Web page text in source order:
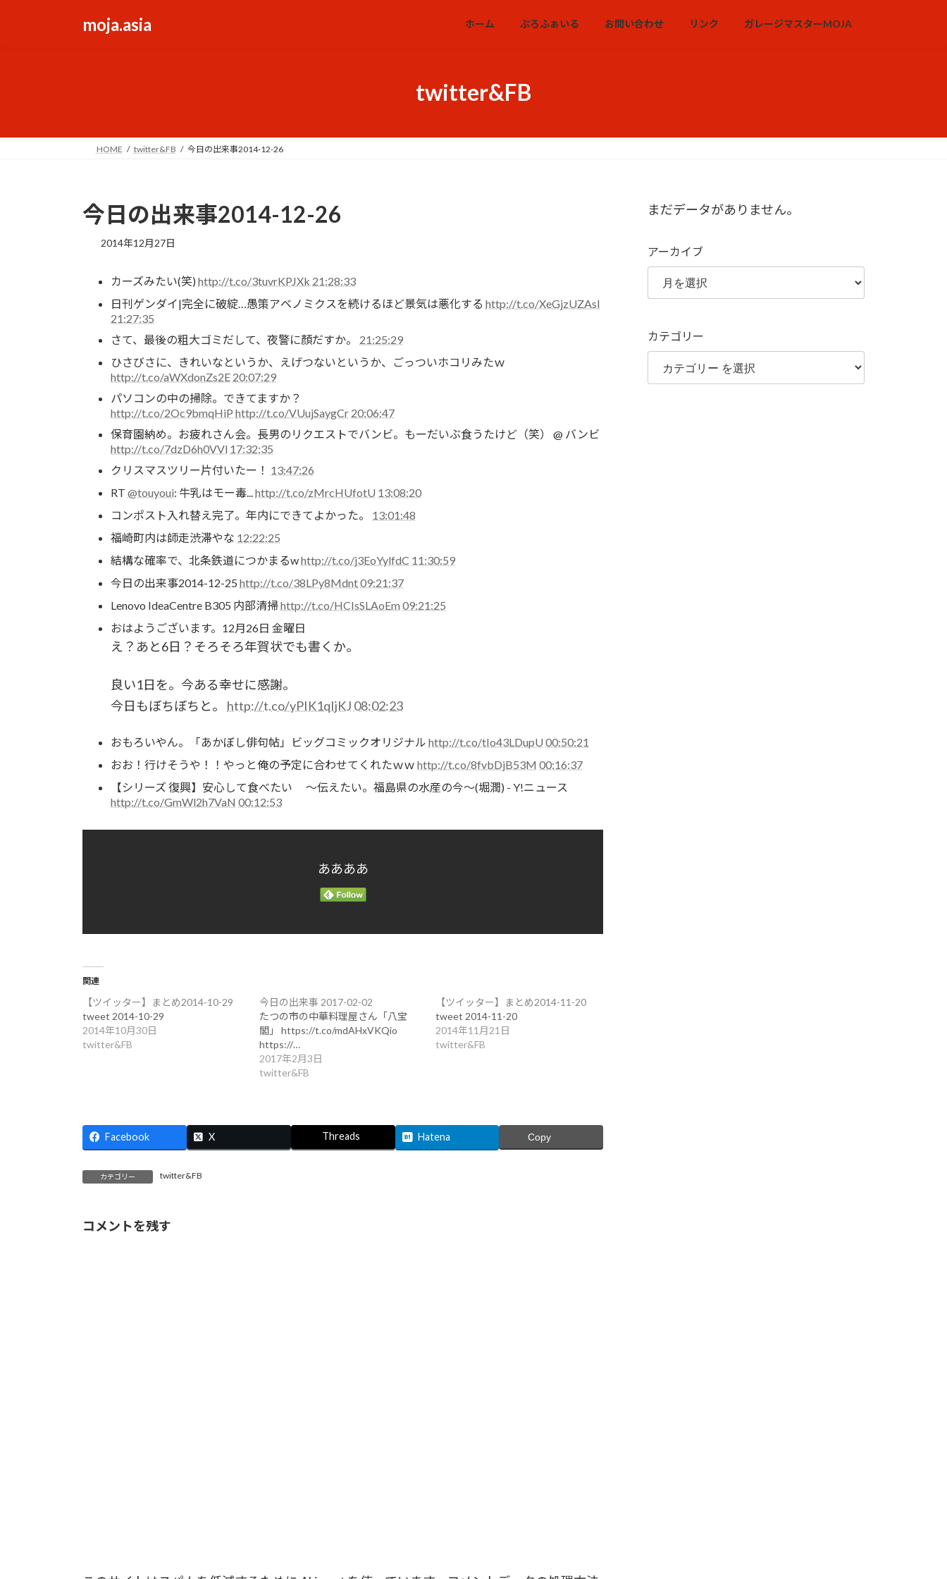
moja.asia ホーム ぷろふぁいる お問い合わせ リンク ガレージマスターMOJA
twitter&FB
HOME twitter&FB 今日の出来事2014-12-26
今日の出来事2014-12-26
2014年12月27日
カーズみたい(笑) http://t.co/3tuvrKPJXk 21:28:33
日刊ゲンダイ|完全に破綻…愚策アベノミクスを続けるほど景気は悪化する http://t.co/XeGjzUZAsI
21:27:35
さて、最後の粗大ゴミだして、夜警に顏だすか。 21:25:29
ひさびさに、きれいなというか、えげつないというか、ごっついホコリみたｗ
http://t.co/aWXdonZs2E 20:07:29
パソコンの中の掃除。できてますか？
http://t.co/2Oc9bmqHiP http://t.co/VUujSaygCr 20:06:47
保育園納め。お疲れさん会。長男のリクエストでバンビ。もーだいぶ食うたけど（笑） @ バンビ
http://t.co/7dzD6h0VVl 17:32:35
クリスマスツリー片付いたー！ 13:47:26
RT @touyoui: 牛乳はモー毒... http://t.co/zMrcHUfotU 13:08:20
コンポスト入れ替え完了。年内にできてよかった。 13:01:48
福崎町内は師走渋滞やな 12:22:25
結構な確率で、北条鉄道につかまるwhttp://t.co/j3EoYylfdC 11:30:59
今日の出来事2014-12-25 http://t.co/38LPy8Mdnt09:21:37
Lenovo IdeaCentre B305 内部清掃http://t.co/HCIsSLAoEm 09:21:25
おはようございます。12月26日 金曜日
え？あと6日？そろそろ年賀状でも書くか。
良い1日を。今ある幸せに感謝。
今日もぼちぼちと。 http://t.co/yPIK1qIjKJ 08:02:23
おもろいやん。「あかぼし俳句帖」ビッグコミックオリジナル http://t.co/tIo43LDupU 00:50:21
おお！行けそうや！！やっと俺の予定に合わせてくれたｗｗ http://t.co/8fvbDjB53M 00:16:37
【シリーズ 復興】安心して食べたい ～伝えたい。福島県の水産の今～(堀潤) - Y!ニュース
http://t.co/GmWl2h7VaN 00:12:53
ああああ
関連
【ツイッター】まとめ2014-10-29
tweet 2014-10-29
2014年10月30日
twitter&FB
今日の出来事 2017-02-02
たつの市の中華料理屋さん「八宝
閣」 https://t.co/mdAHxVKQio
https://…
2017年2月3日
twitter&FB
【ツイッター】まとめ2014-11-20
tweet 2014-11-20
2014年11月21日
twitter&FB
Facebook X Threads Hatena Copy
カテゴリー twitter&FB
コメントを残す
まだデータがありません。
アーカイブ
カテゴリー